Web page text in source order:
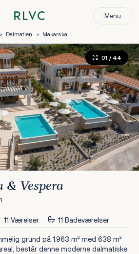
Menu
> Dalmatien > Makarska
01 / 44
& Vespera
11 Værelser 11 Badeværelser
grund på 1.963 m² med 638 m²
består denne moderne dalmatiske